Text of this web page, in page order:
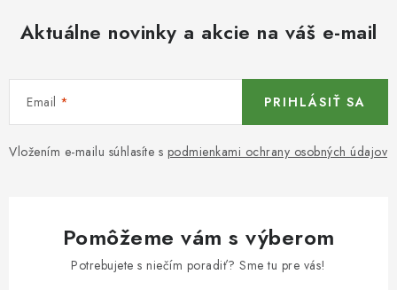
Aktuálne novinky a akcie na váš e-mail
Email
Vložením e-mailu súhlasíte s podmienkami ochrany osobných údajov
PRIHLÁSIŤ SA
Pomôžeme vám s výberom
Potrebujete s niečím poradiť? Sme tu pre vás!